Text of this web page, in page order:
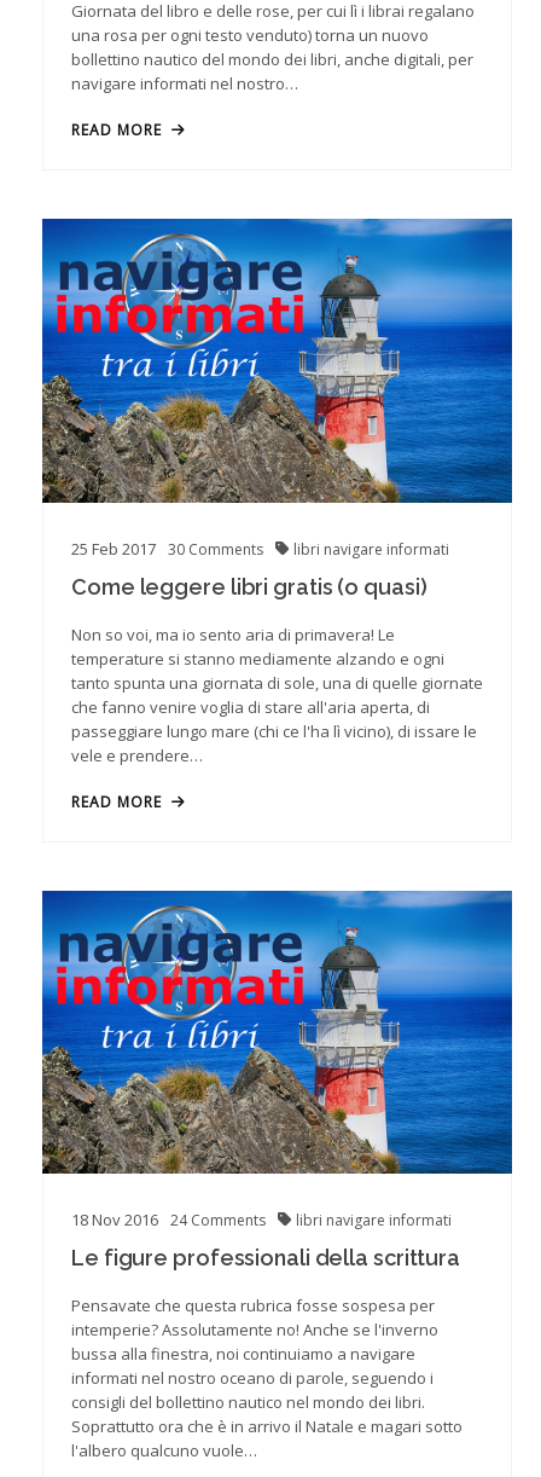
Giornata del libro e delle rose, per cui lì i librai regalano
una rosa per ogni testo venduto) torna un nuovo
bollettino nautico del mondo dei libri, anche digitali, per
navigare informati nel nostro…
READ MORE
25 Feb 2017 30 Comments libri navigare informati
Come leggere libri gratis (o quasi)
Non so voi, ma io sento aria di primavera! Le
temperature si stanno mediamente alzando e ogni
tanto spunta una giornata di sole, una di quelle giornate
che fanno venire voglia di stare all'aria aperta, di
passeggiare lungo mare (chi ce l'ha lì vicino), di issare le
vele e prendere…
READ MORE
18Nov2016 24Comments libri navigare informati
Le figure professionali della scrittura
Pensavate che questa rubrica fosse sospesa per
intemperie? Assolutamente no! Anche se l'inverno
bussa alla finestra, noi continuiamo a navigare
informati nel nostro oceano di parole, seguendo i
consigli del bollettino nautico nel mondo dei libri.
Soprattutto ora che è in arrivo il Natale e magari sotto
l'albero qualcuno vuole…